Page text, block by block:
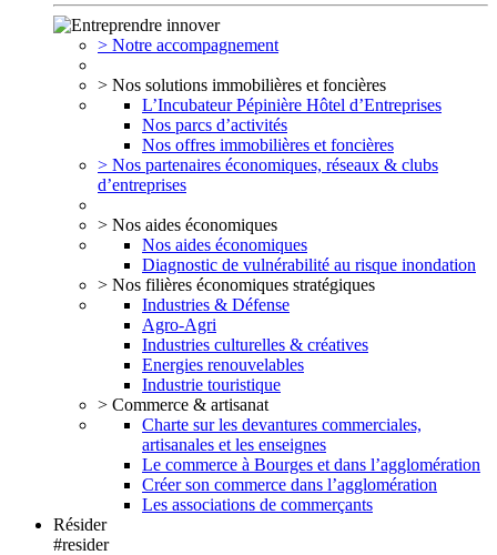
> Notre accompagnement
> Nos solutions immobilières et foncières
L’Incubateur Pépinière Hôtel d’Entreprises
Nos parcs d’activités
Nos offres immobilières et foncières
> Nos partenaires économiques, réseaux & clubs
d’entreprises
> Nos aides économiques
Nos aides économiques
Diagnostic de vulnérabilité au risque inondation
> Nos filières économiques stratégiques
Industries & Défense
Agro-Agri
Industries culturelles & créatives
Energies renouvelables
Industrie touristique
> Commerce & artisanat
Charte sur les devantures commerciales,
artisanales et les enseignes
Le commerce à Bourges et dans l’agglomération
Créer son commerce dans l’agglomération
Les associations de commerçants
Résider
#resider